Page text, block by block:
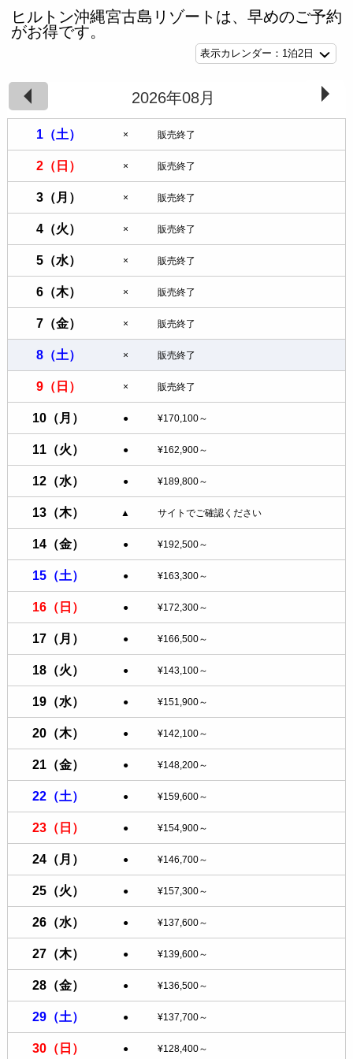
ヒルトン沖縄宮古島リゾートは、早めのご予約
がお得です。
2026年08月
1泊2日
1（土） × 販売終了
2（日） × 販売終了
3（月） × 販売終了
4（火） × 販売終了
5（水） × 販売終了
6（木） × 販売終了
7（金） × 販売終了
8（土） × 販売終了
9（日） × 販売終了
10 （月） ● ¥170,100～
11 （火） ● ¥162,900～
12 （水） ● ¥189,800～
13 （木） ▲ サイトでご確認ください
14 （金） ● ¥192,500～
15 （土） ● ¥163,300～
16 （日） ● ¥172,300～
17 （月） ● ¥166,500～
18 （火） ● ¥143,100～
19 （水） ● ¥151,900～
20 （木） ● ¥142,100～
21 （金） ● ¥148,200～
22 （土） ● ¥159,600～
23 （日） ● ¥154,900～
24 （月） ● ¥146,700～
25 （火） ● ¥157,300～
26 （水） ● ¥137,600～
27 （木） ● ¥139,600～
28 （金） ● ¥136,500～
29 （土） ● ¥137,700～
30 （日） ● ¥128,400～